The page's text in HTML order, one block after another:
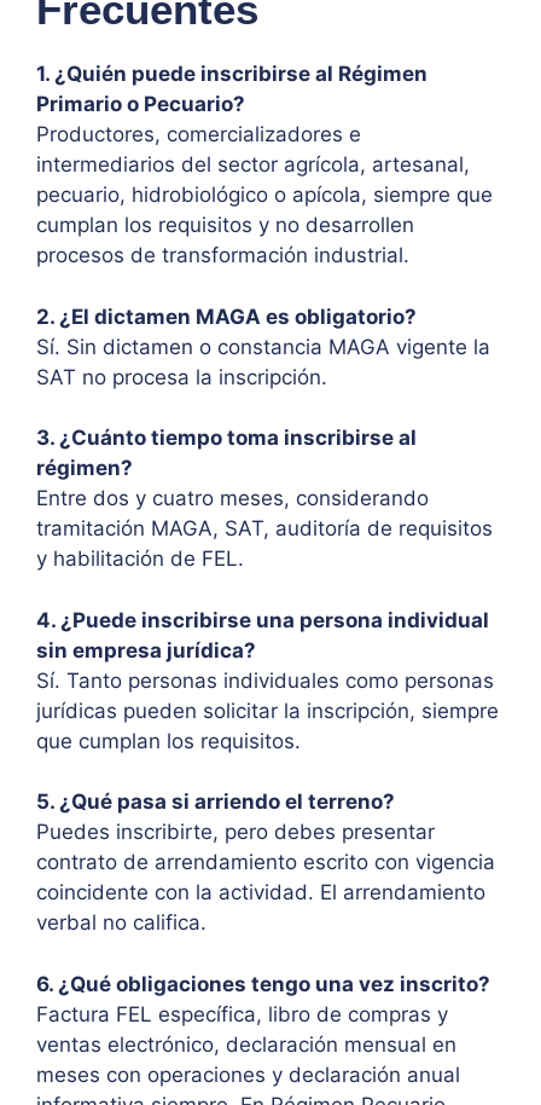
1. ¿Quién puede inscribirse al Régimen
Primario o Pecuario?
Productores, comercializadores e
intermediarios del sector agrícola, artesanal,
pecuario, hidrobiológico o apícola, siempre que
cumplan los requisitos y no desarrollen
procesos de transformación industrial.
2. ¿El dictamen MAGA es obligatorio?
Sí. Sin dictamen o constancia MAGA vigente la
SAT no procesa la inscripción.
3. ¿Cuánto tiempo toma inscribirse al
régimen?
Entre dos y cuatro meses, considerando
tramitación MAGA, SAT, auditoría de requisitos
y habilitación de FEL.
4. ¿Puede inscribirse una persona individual
sin empresa jurídica?
Sí. Tanto personas individuales como personas
jurídicas pueden solicitar la inscripción, siempre
que cumplan los requisitos.
5. ¿Qué pasa si arriendo el terreno?
Puedes inscribirte, pero debes presentar
contrato de arrendamiento escrito con vigencia
coincidente con la actividad. El arrendamiento
verbal no califica.
6. ¿Qué obligaciones tengo una vez inscrito?
Factura FEL específica, libro de compras y
ventas electrónico, declaración mensual en
meses con operaciones y declaración anual